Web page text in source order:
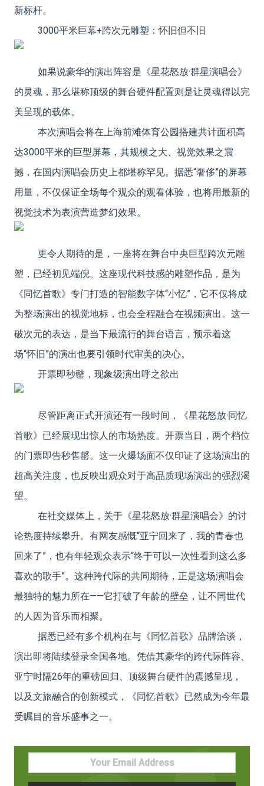
新标杆。
3000平米巨幕+跨次元雕塑：怀旧但不旧
如果说豪华的演出阵容是《星花怒放·群星演唱会》
的灵魂，那么堪称顶级的舞台硬件配置则是让灵魂得以完
美呈现的载体。
本次演唱会将在上海前滩体育公园搭建共计面积高
达3000平米的巨型屏幕，其规模之大、视觉效果之震
撼，在国内演唱会历史上都堪称罕见。据悉“奢侈”的屏幕
用量，不仅保证全场每个观众的观看体验，也将用最新的
视觉技术为表演营造梦幻效果。
更令人期待的是，一座将在舞台中央巨型跨次元雕
塑，已经初见端倪。这座现代科技感的雕塑作品，是为
《同忆首歌》专门打造的智能数字体“小忆”，它不仅将成
为整场演出的视觉地标，也会全程融合在视频演出。这一
破次元的表达，是当下最流行的舞台语言，预示着这
场“怀旧”的演出也要引领时代审美的决心。
开票即秒罄，现象级演出呼之欲出
尽管距离正式开演还有一段时间，《星花怒放·同忆
首歌》已经展现出惊人的市场热度。开票当日，两个档位
的门票即告秒售罄。这一火爆场面不仅印证了这场演出的
超高关注度，也反映出观众对于高品质现场演出的强烈渴
望。
在社交媒体上，关于《星花怒放·群星演唱会》的讨
论热度持续攀升。有网友感慨“亚宁回来了，我的青春也
回来了”，也有年轻观众表示“终于可以一次性看到这么多
喜欢的歌手”。这种跨代际的共同期待，正是这场演唱会
最独特的魅力所在——它打破了年龄的壁垒，让不同世代
的人因为音乐而相聚。
据悉已经有多个机构在与《同忆首歌》品牌洽谈，
演出即将陆续登录全国各地。凭借其豪华的跨代际阵容、
亚宁时隔26年的重磅回归、顶级舞台硬件的震撼呈现，
以及文旅融合的创新模式，《同忆首歌》已然成为今年最
受瞩目的音乐盛事之一。